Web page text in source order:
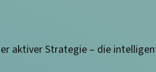
aktiver Strategie – die